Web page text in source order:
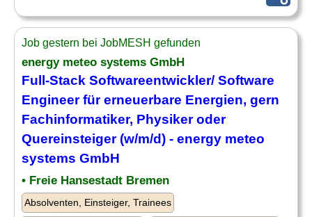
Job gestern bei JobMESH gefunden
energy meteo systems GmbH
Full-Stack Softwareentwickler/ Software
Engineer für erneuerbare Energien, gern
Fachinformatiker, Physiker oder
Quereinsteiger (w/m/d) - energy meteo
systems GmbH
• Freie Hansestadt Bremen
Absolventen, Einsteiger, Trainees